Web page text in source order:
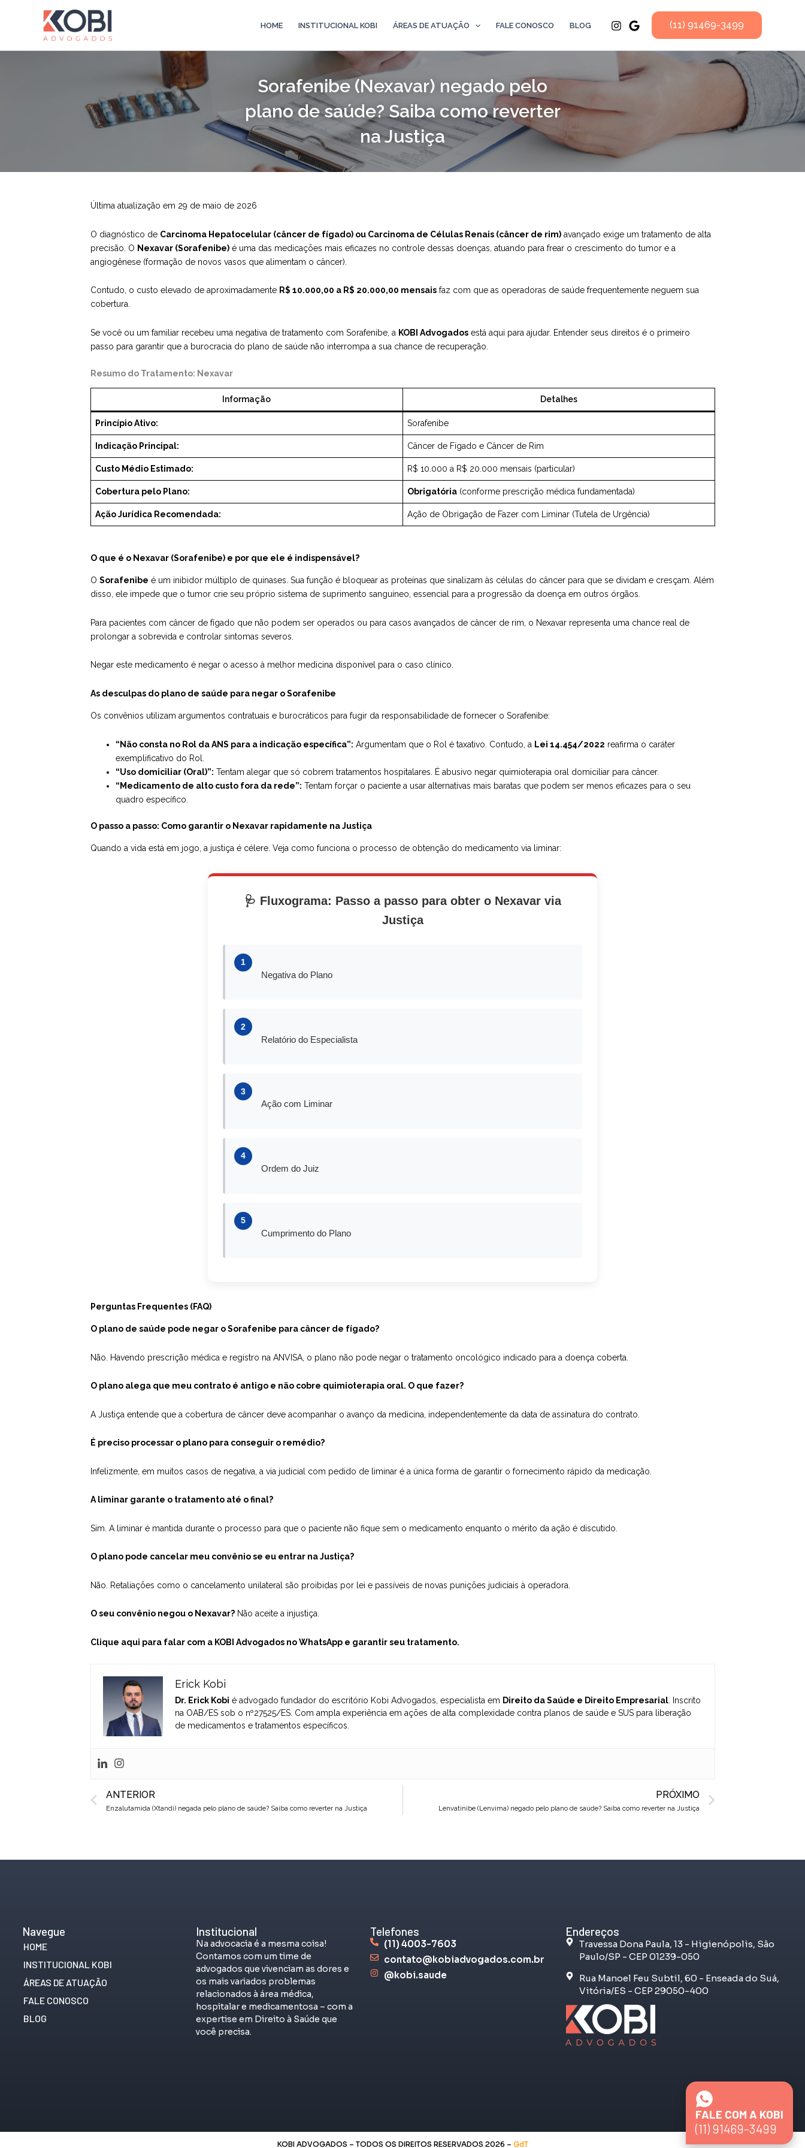
conteúdo
HOME INSTITUCIONAL KOBI ÁREAS DE ATUAÇÃO FALE CONOSCO BLOG (11) 91469-3499
Sorafenibe (Nexavar) negado pelo
plano de saúde? Saiba como reverter
na Justiça
Última atualização em 29 de maio de 2026
O diagnóstico de Carcinoma Hepatocelular (câncer de fígado) ou Carcinoma de Células Renais (câncer de rim)avançado exige um tratamento de alta
precisão. O Nexavar (Sorafenibe)é uma das medicações mais eficazes no controle dessas doenças, atuando para frear o crescimento do tumor e a
angiogênese (formação de novos vasos que alimentam o câncer).
Contudo, o custo elevado de aproximadamente R$ 10.000,00 a R$ 20.000,00 mensaisfaz com que as operadoras de saúde frequentemente neguem sua
cobertura.
Se você ou um familiar recebeu uma negativa de tratamento com Sorafenibe, a KOBI Advogadosestá aqui para ajudar. Entender seus direitos é o primeiro
passo para garantir que a burocracia do plano de saúde não interrompa a sua chance de recuperação.
Resumo do Tratamento: Nexavar
Informação Detalhes
Princípio Ativo: Sorafenibe
Indicação Principal: Câncer de Fígado e Câncer de Rim
Custo Médio Estimado: R$ 10.000 a R$ 20.000 mensais (particular)
Cobertura pelo Plano: Obrigatória(conforme prescrição médica fundamentada)
Ação Jurídica Recomendada: Ação de Obrigação de Fazer com Liminar (Tutela de Urgência)
O que é o Nexavar (Sorafenibe) e por que ele é indispensável?
O Sorafenibe é um inibidor múltiplo de quinases. Sua função é bloquear as proteínas que sinalizam às células do câncer para que se dividam e cresçam. Além
disso, ele impede que o tumor crie seu próprio sistema de suprimento sanguíneo, essencial para a progressão da doença em outros órgãos.
Para pacientes com câncer de fígado que não podem ser operados ou para casos avançados de câncer de rim, o Nexavar representa uma chance real de
prolongar a sobrevida e controlar sintomas severos.
Negar este medicamento é negar o acesso à melhor medicina disponível para o caso clínico.
As desculpas do plano de saúde para negar o Sorafenibe
Os convênios utilizam argumentos contratuais e burocráticos para fugir da responsabilidade de fornecer o Sorafenibe:
“Não consta no Rol da ANS para a indicação específica”: Argumentam que o Rol é taxativo. Contudo, a Lei 14.454/2022 reafirma o caráter
exemplificativo do Rol.
“Uso domiciliar (Oral)”: Tentam alegar que só cobrem tratamentos hospitalares. É abusivo negar quimioterapia oral domiciliar para câncer.
“Medicamento de alto custo fora da rede”: Tentam forçar o paciente a usar alternativas mais baratas que podem ser menos eficazes para o seu
quadro específico.
O passo a passo: Como garantir o Nexavar rapidamente na Justiça
Quando a vida está em jogo, a justiça é célere. Veja como funciona o processo de obtenção do medicamento via liminar:
🩺 Fluxograma: Passo a passo para obter o Nexavar via
Justiça
1
Negativa do Plano
2
Relatório do Especialista
3
Ação com Liminar
4
Ordem do Juiz
5
Cumprimento do Plano
Perguntas Frequentes (FAQ)
O plano de saúde pode negar o Sorafenibe para câncer de fígado?
Não. Havendo prescrição médica e registro na ANVISA, o plano não pode negar o tratamento oncológico indicado para a doença coberta.
O plano alega que meu contrato é antigo e não cobre quimioterapia oral. O que fazer?
A Justiça entende que a cobertura de câncer deve acompanhar o avanço da medicina, independentemente da data de assinatura do contrato.
É preciso processar o plano para conseguir o remédio?
Infelizmente, em muitos casos de negativa, a via judicial com pedido de liminar é a única forma de garantir o fornecimento rápido da medicação.
A liminar garante o tratamento até o final?
Sim. A liminar é mantida durante o processo para que o paciente não fique sem o medicamento enquanto o mérito da ação é discutido.
O plano pode cancelar meu convênio se eu entrar na Justiça?
Não. Retaliações como o cancelamento unilateral são proibidas por lei e passíveis de novas punições judiciais à operadora.
O seu convênio negou o Nexavar?Não aceite a injustiça.
Clique aqui para falar com a KOBI Advogados no WhatsApp e garantir seu tratamento.
Erick Kobi
Dr. Erick Kobi é advogado fundador do escritório Kobi Advogados, especialista em Direito da Saúde e Direito Empresarial. Inscrito
na OAB/ES sob o nº27525/ES. Com ampla experiência em ações de alta complexidade contra planos de saúde e SUS para liberação
de medicamentos e tratamentos específicos.
Prev
ANTERIOR
Enzalutamida (Xtandi) negada pelo plano de saúde? Saiba como reverter na Justiça
PRÓXIMO
Lenvatinibe (Lenvima) negado pelo plano de saúde? Saiba como reverter na Justiça
Navegue
HOME
INSTITUCIONAL KOBI
ÁREAS DE ATUAÇÃO
FALE CONOSCO
BLOG
Institucional
Na advocacia é a mesma coisa!
Contamos com um time de
advogados que vivenciam as dores e
os mais variados problemas
relacionados à área médica,
hospitalar e medicamentosa – com a
expertise em Direito à Saúde que
você precisa.
Telefones
(11) 4003-7603
contato@kobiadvogados.com.br
@kobi.saude
Endereços
Travessa Dona Paula, 13 - Higienópolis, São
Paulo/SP - CEP 01239-050
Rua Manoel Feu Subtil, 60 - Enseada do Suá,
Vitória/ES - CEP 29050-400
FALE COM A KOBI
(11) 91469-3499
KOBI ADVOGADOS – TODOS OS DIREITOS RESERVADOS 2026 – GdT